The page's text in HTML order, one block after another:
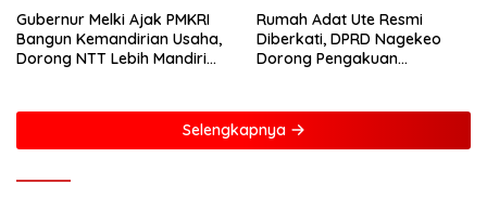
Gubernur Melki Ajak PMKRI
Bangun Kemandirian Usaha,
Dorong NTT Lebih Mandiri
Rumah Adat Ute Resmi
Diberkati, DPRD Nagekeo
Dorong Pengakuan
Selengkapnya